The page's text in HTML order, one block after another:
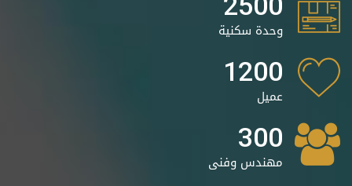
وحدة سكنية
1200
عميل
300
مهندس وفنى